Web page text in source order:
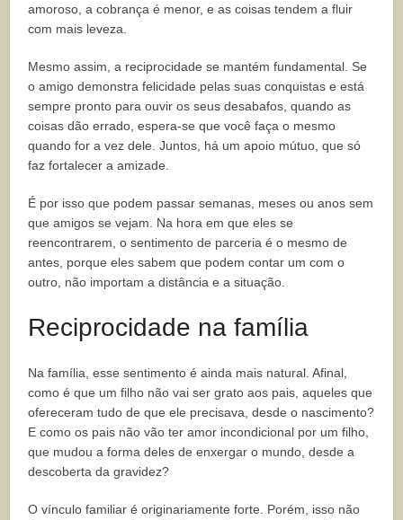
amoroso, a cobrança é menor, e as coisas tendem a fluir
com mais leveza.
Mesmo assim, a reciprocidade se mantém fundamental. Se
o amigo demonstra felicidade pelas suas conquistas e está
sempre pronto para ouvir os seus desabafos, quando as
coisas dão errado, espera-se que você faça o mesmo
quando for a vez dele. Juntos, há um apoio mútuo, que só
faz fortalecer a amizade.
É por isso que podem passar semanas, meses ou anos sem
que amigos se vejam. Na hora em que eles se
reencontrarem, o sentimento de parceria é o mesmo de
antes, porque eles sabem que podem contar um com o
outro, não importam a distância e a situação.
Reciprocidade na família
Na família, esse sentimento é ainda mais natural. Afinal,
como é que um filho não vai ser grato aos pais, aqueles que
ofereceram tudo de que ele precisava, desde o nascimento?
E como os pais não vão ter amor incondicional por um filho,
que mudou a forma deles de enxergar o mundo, desde a
descoberta da gravidez?
O vínculo familiar é originariamente forte. Porém, isso não